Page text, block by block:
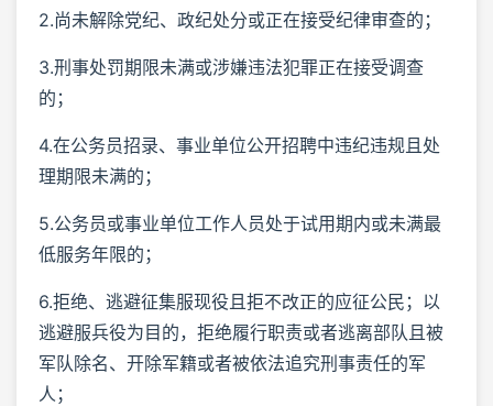
2.尚未解除党纪、政纪处分或正在接受纪律审查的；
3.刑事处罚期限未满或涉嫌违法犯罪正在接受调查
的；
4.在公务员招录、事业单位公开招聘中违纪违规且处
理期限未满的；
5.公务员或事业单位工作人员处于试用期内或未满最
低服务年限的；
6.拒绝、逃避征集服现役且拒不改正的应征公民；以
逃避服兵役为目的，拒绝履行职责或者逃离部队且被
军队除名、开除军籍或者被依法追究刑事责任的军
人；